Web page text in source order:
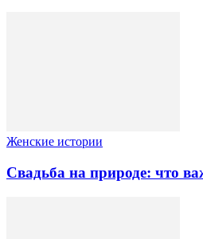
Женские истории
Свадьба на природе: что